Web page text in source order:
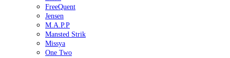
FreeQuent
Jensen
M.A.P.P
Mansted Strik
Missya
One Two